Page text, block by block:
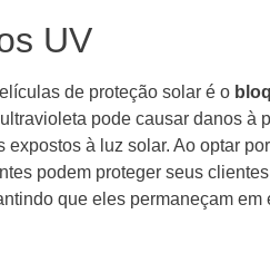
UV
de proteção solar é o
pode causar danos à
expostos à luz solar. Ao optar
podem proteger seus
que eles permaneçam em